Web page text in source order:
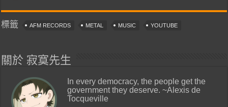
標籤 AFM RECORDS METAL MUSIC YOUTUBE
關於 寂寞先生
In every democracy, the people get the
government they deserve. ~Alexis de
Tocqueville